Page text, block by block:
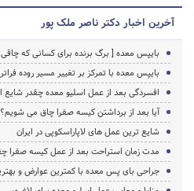
آخرین اخبار دکتر ناصر ملک پور
بایپس معده [ برگ برنده برای کسانی که
بایپس معده با تمرکز بر تغییر مسیر روده
افسردگی بعد از عمل اسلیو معده چقدر
آیا بعد از برداشتن کیسه صفرا چاق می شویم؟
شایع ترین عمل های لاپاراسکوپی در ایران
مدت زمان استراحت بعد از عمل کیسه صفرا
جراحی بای پس معده با کمترین عوارض و